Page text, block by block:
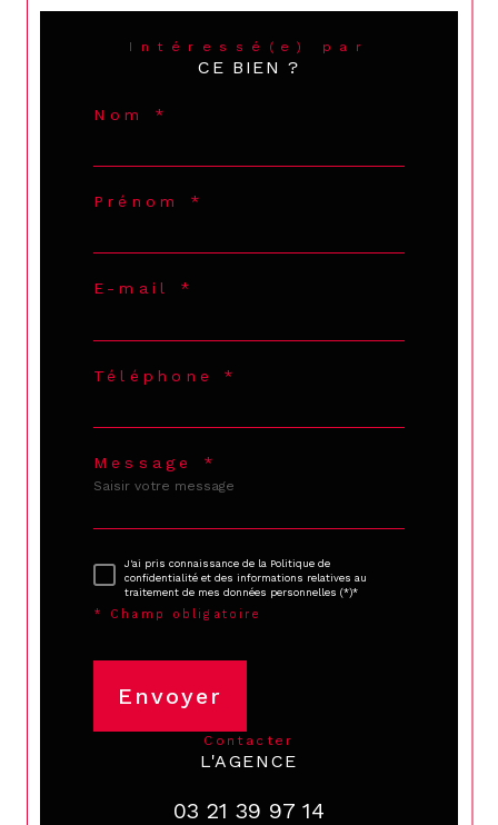
Intéressé(e) par
CE BIEN ?
Nom *
Prénom *
E-mail *
Téléphone *
Message *
J'ai pris connaissance de la Politique de
confidentialité et des informations relatives au
traitement de mes données personnelles (*)*
* Champ obligatoire
Envoyer
contacter
L'AGENCE
03 21 39 97 14